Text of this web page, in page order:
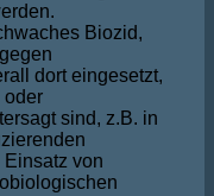
Biozid,
dort eingesetzt,
oder
sind, z.B. in
von